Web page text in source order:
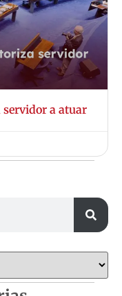
servidor a atuar